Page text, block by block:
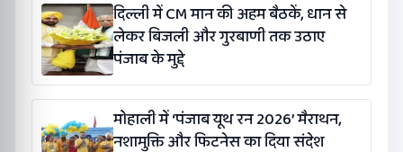
दिल्ली में CM मान की अहम बैठकें, धान से
लेकर बिजली और गुरबाणी तक उठाए
पंजाब के मुद्दे
मोहाली में ‘पंजाब यूथ रन 2026’ मैराथन,
नशामुक्ति और फिटनेस का दिया संदेश